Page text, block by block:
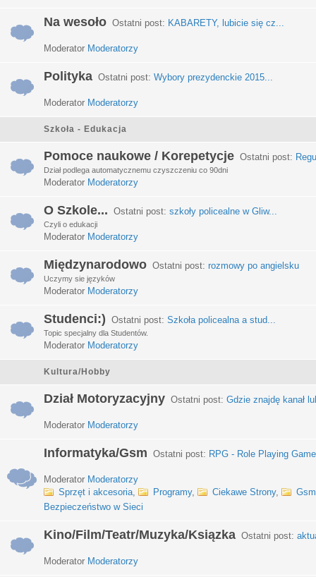
Na wesoło Ostatni post: KABARETY, lubicie się cz...
Moderator Moderatorzy
Polityka Ostatni post: Wybory prezydenckie 2015...
Moderator Moderatorzy
Szkoła - Edukacja
Pomoce naukowe / Korepetycje Ostatni post:
Dział podlega automatycznemu czyszczeniu co 90dni
Moderator Moderatorzy
O Szkole... Ostatni post: szkoły policealne w Gliw...
Czyli o edukacji
Moderator Moderatorzy
Międzynarodowo Ostatni post: rozmowy po angielsku
Uczymy sie języków
Moderator Moderatorzy
Studenci:) Ostatni post: Szkoła policealna a stud...
Topic specjalny dla Studentów.
Moderator Moderatorzy
Kultura/Hobby
Dział Motoryzacyjny Ostatni post: Gdzie znajdę kanał
Moderator Moderatorzy
Informatyka/Gsm Ostatni post: RPG - Role Playing
Moderator Moderatorzy
Sprzęt i akcesoria, Programy, Ciekawe Strony,
Gsm
Bezpieczeństwo w Sieci
Kino/Film/Teatr/Muzyka/Ksiązka Ostatni post:
Moderator Moderatorzy